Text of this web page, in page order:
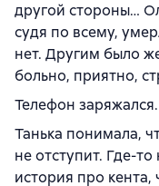
другой стороны…
судя по всему,
нет. Другим было
больно, приятно,
Телефон заряжался.
Танька понимала,
не отступит. Где-
история про